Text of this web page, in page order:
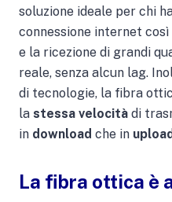
soluzione ideale per chi
connessione internet
e la ricezione di grandi
reale, senza alcun lag.
di tecnologie, la fibra
la stessa velocità di
in download che in upload
La fibra ottica è